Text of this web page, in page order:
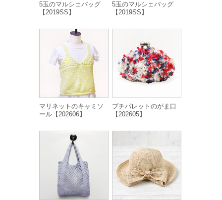
5玉のマルシェバッグ
【2019SS】
5玉のマルシェバッグ
【2019SS】
マリネットのキャミソ
ール【202606】
プチパレットのがま口
【202605】